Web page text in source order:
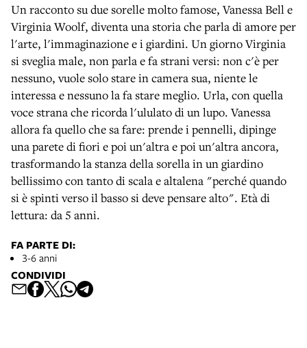
Un racconto su due sorelle molto famose, Vanessa Bell e
Virginia Woolf, diventa una storia che parla di amore per
l'arte, l'immaginazione e i giardini. Un giorno Virginia
si sveglia male, non parla e fa strani versi: non c'è per
nessuno, vuole solo stare in camera sua, niente le
interessa e nessuno la fa stare meglio. Urla, con quella
voce strana che ricorda l'ululato di un lupo. Vanessa
allora fa quello che sa fare: prende i pennelli, dipinge
una parete di fiori e poi un'altra e poi un'altra ancora,
trasformando la stanza della sorella in un giardino
bellissimo con tanto di scala e altalena "perché quando
si è spinti verso il basso si deve pensare alto". Età di
lettura: da 5 anni.
FA PARTE DI:
3-6 anni
CONDIVIDI